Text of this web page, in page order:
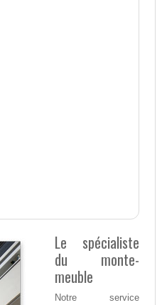
Le spécialiste
du monte-
meuble
Notre service